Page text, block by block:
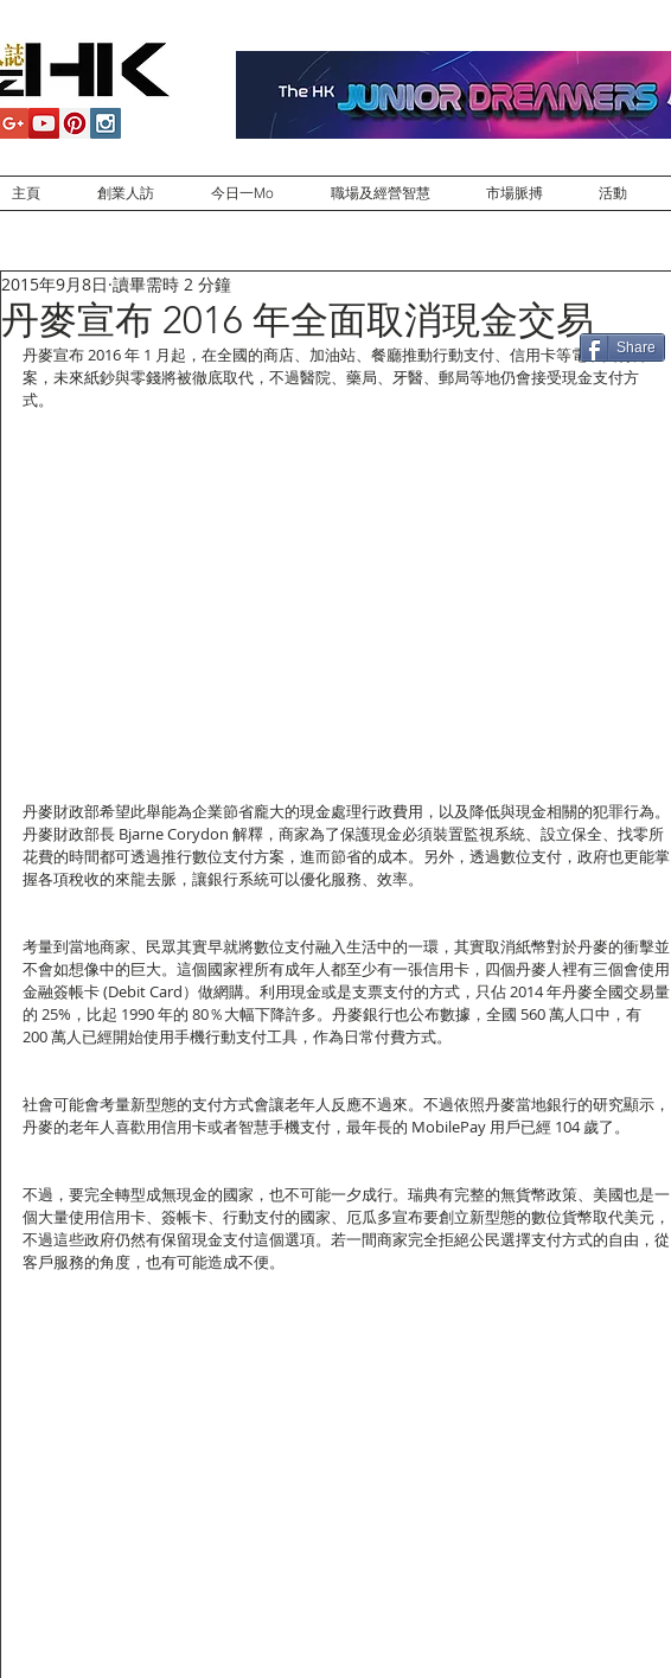
主頁 創業人訪 今日一Mo 職場及經營智慧 市場脈搏 活動
丹麥宣布 2016 年全面取消現金交易
2015年9月8日 讀畢需時 2 分鐘
丹麥宣布 2016 年 1 月起，在全國的商店、加油站、餐廳推動行動支付、信用卡等電子支付方
案，未來紙鈔與零錢將被徹底取代，不過醫院、藥局、牙醫、郵局等地仍會接受現金支付方
式。
丹麥財政部希望此舉能為企業節省龐大的現金處理行政費用，以及降低與現金相關的犯罪行為。
丹麥財政部長 Bjarne Corydon 解釋，商家為了保護現金必須裝置監視系統、設立保全、找零所
花費的時間都可透過推行數位支付方案，進而節省的成本。另外，透過數位支付，政府也更能掌
握各項稅收的來龍去脈，讓銀行系統可以優化服務、效率。
考量到當地商家、民眾其實早就將數位支付融入生活中的一環，其實取消紙幣對於丹麥的衝擊並
不會如想像中的巨大。這個國家裡所有成年人都至少有一張信用卡，四個丹麥人裡有三個會使用
金融簽帳卡 (Debit Card）做網購。利用現金或是支票支付的方式，只佔 2014 年丹麥全國交易量
的 25%，比起 1990 年的 80％大幅下降許多。丹麥銀行也公布數據，全國 560 萬人口中，有
200 萬人已經開始使用手機行動支付工具，作為日常付費方式。
社會可能會考量新型態的支付方式會讓老年人反應不過來。不過依照丹麥當地銀行的研究顯示，
丹麥的老年人喜歡用信用卡或者智慧手機支付，最年長的 MobilePay 用戶已經 104 歲了。
不過，要完全轉型成無現金的國家，也不可能一夕成行。瑞典有完整的無貨幣政策、美國也是一
個大量使用信用卡、簽帳卡、行動支付的國家、厄瓜多宣布要創立新型態的數位貨幣取代美元，
不過這些政府仍然有保留現金支付這個選項。若一間商家完全拒絕公民選擇支付方式的自由，從
客戶服務的角度，也有可能造成不便。
Share